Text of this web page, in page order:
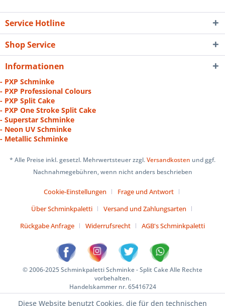
Service Hotline
Shop Service
Informationen
- PXP Schminke
- PXP Professional Colours
- PXP Split Cake
- PXP One Stroke Split Cake
- Superstar Schminke
- Neon UV Schminke
- Metallic Schminke
* Alle Preise inkl. gesetzl. Mehrwertsteuer zzgl.Versandkosten und ggf.
Nachnahmegebühren, wenn nicht anders beschrieben
Cookie-Einstellungen
Frage und Antwort
Über Schminkpaletti
Versand und Zahlungsarten
Rückgabe Anfrage
Widerrufsrecht AGB's Schminkpaletti
© 2006-2025 Schminkpaletti Schminke - Split Cake Alle Rechte
vorbehalten.
Handelskammer nr. 65416724
Diese Website benutzt Cookies, die für den technischen